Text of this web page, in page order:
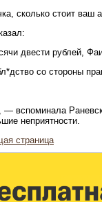
сколько стоит ваш
двести рублей,
со стороны
вспоминала
неприятности.
страница